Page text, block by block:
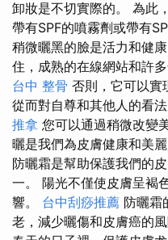
卸妝是不切實際的。 為此
帶有SPF的噴霧劑或帶有
稍微曬黑的臉是活力和健康
住，成熟的在線網站和許
台中 整骨 否則，它可以實
從而對自尊和其他人的看
推拿 您可以通過稍微改變
曬是我們為皮膚健康和美
防曬霜是幫助保護我們的
一。 陽光不僅使皮膚呈褐
響。 台中刮痧推薦 防曬霜
老，減少曬傷和皮膚癌的風